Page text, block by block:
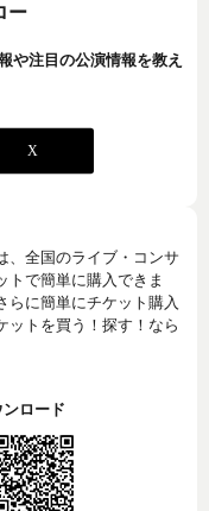
ー
や注目の公演情報を教え
、全国のライブ・コンサ
トで簡単に購入できま
らに簡単にチケット購入
ットを買う！探す！なら
ロード